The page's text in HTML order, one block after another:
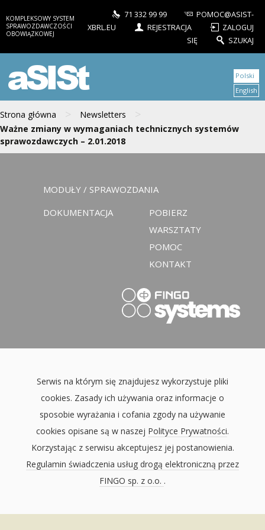
KOMPLEKSOWY SYSTEM
SPRAWOZDAWCZOŚCI
OBOWIĄZKOWEJ
71 332 99 99
POMOC@ASIST-
XBRL.EU
REJESTRACJA
ZALOGUJ
SIĘ
SZUKAJ
aSISt
Strona główna > Newsletters >
Ważne zmiany w wymaganiach technicznych systemów
sprawozdawczych – 2.01.2018
Polski
English
MODUŁY / SPRAWOZDANIA
DOKUMENTACJA
POBIERZ
WARSZTATY
POMOC
KONTAKT
Serwis na którym się znajdujesz wykorzystuje pliki
cookies. Zasady ich używania oraz informacje o
sposobie wyrażania i cofania zgody na używanie
cookies opisane są w naszej Polityce Prywatności.
Korzystając z serwisu akceptujesz jej postanowienia.
Regulamin świadczenia usług drogą elektroniczną przez
FINGO sp. z o.o. .